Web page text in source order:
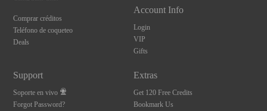
Comprar créditos
Teléfono de coqueteo
Deals
Account Info
Login
VIP
Gifts
Support
Soporte en vivo
Forgot Password?
Extras
Get 120 Free Credits
Bookmark Us